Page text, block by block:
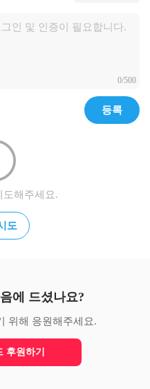
0/500
등록
도해주세요.
도
에 드셨나요?
위해 응원해주세요.
후원하기